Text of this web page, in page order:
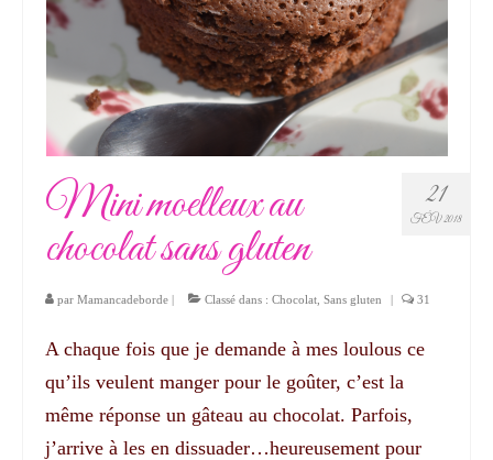
21
FÉV 2018
Mini moelleux au
chocolat sans gluten
par Mamancadeborde | Classé dans : Chocolat Sans gluten | 31
A chaque fois que je demande à mes loulous ce
qu’ils veulent manger pour le goûter, c’est la
même réponse un gâteau au chocolat. Parfois,
j’arrive à les en dissuader…heureusement pour